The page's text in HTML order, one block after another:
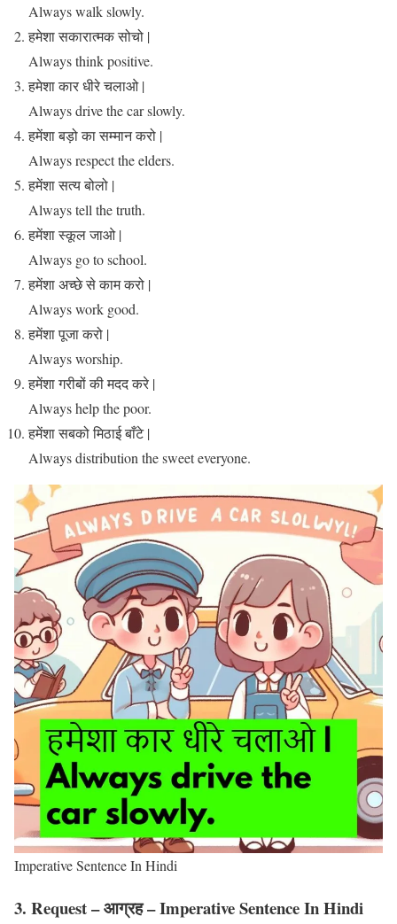
Always walk slowly.
हमेशा सकारात्मक सोचो |
Always think positive.
हमेशा कार धीरे चलाओ |
Always drive the car slowly.
हमेंशा बड़ो का सम्मान करो |
Always respect the elders.
हमेंशा सत्य बोलो |
Always tell the truth.
हमेंशा स्कूल जाओ |
Always go to school.
हमेंशा अच्छे से काम करो |
Always work good.
हमेंशा पूजा करो |
Always worship.
हमेंशा गरीबों की मदद करे |
Always help the poor.
हमेंशा सबको मिठाई बाँटे |
Always distribution the sweet everyone.
Imperative Sentence In Hindi
3. Request – आग्रह – Imperative Sentence In Hindi